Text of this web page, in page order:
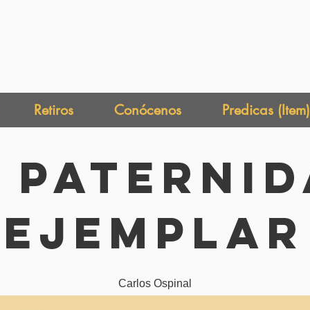
ejemplar
Carlos Ospinal
Retiros Conócenos Predicas (Item)